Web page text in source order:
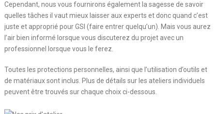
Cependant, nous vous fournirons également la sagesse de savoir
quelles tâches il vaut mieux laisser aux experts et donc quand c’est
juste et approprié pour GSI (faire entrer quelqu’un). Mais vous aurez
l’air bien informé lorsque vous discuterez du projet avec un
professionnel lorsque vous le ferez.
Toutes les protections personnelles, ainsi que l’utilisation d’outils et
de matériaux sont inclus. Plus de détails sur les ateliers individuels
peuvent être trouvés sur chaque choix ci-dessous.